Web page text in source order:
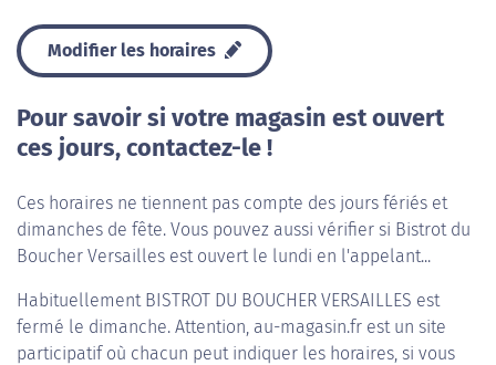
Modifier les horaires
Pour savoir si votre magasin est ouvert
ces jours, contactez-le !
Ces horaires ne tiennent pas compte des jours fériés et
dimanches de fête. Vous pouvez aussi vérifier si Bistrot du
Boucher Versailles est ouvert le lundi en l'appelant...
Habituellement BISTROT DU BOUCHER VERSAILLES est
fermé le dimanche. Attention, au-magasin.fr est un site
participatif où chacun peut indiquer les horaires, si vous